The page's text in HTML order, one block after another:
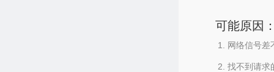
可能原因
网络信号差
找不到请求